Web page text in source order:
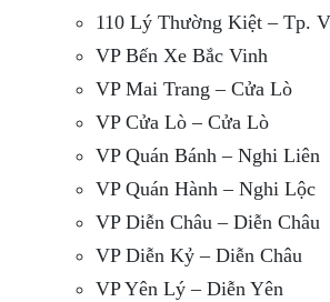
110 Lý Thường Kiệt – Tp.
VP Bến Xe Bắc Vinh
VP Mai Trang – Cửa Lò
VP Cửa Lò – Cửa Lò
VP Quán Bánh – Nghi Liên
VP Quán Hành – Nghi Lộc
VP Diễn Châu – Diễn Châu
VP Diễn Kỷ – Diễn Châu
VP Yên Lý – Diễn Yên